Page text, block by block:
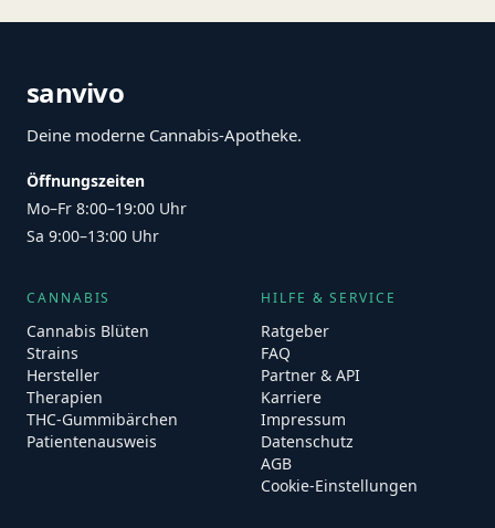
sanvivo
Deine moderne Cannabis-Apotheke.
Öffnungszeiten
Mo–Fr 8:00–19:00 Uhr
Sa 9:00–13:00 Uhr
CANNABIS
Cannabis Blüten
Strains
Hersteller
Therapien
THC-Gummibärchen
Patientenausweis
HILFE & SERVICE
Ratgeber
FAQ
Partner & API
Karriere
Impressum
Datenschutz
AGB
Cookie-Einstellungen